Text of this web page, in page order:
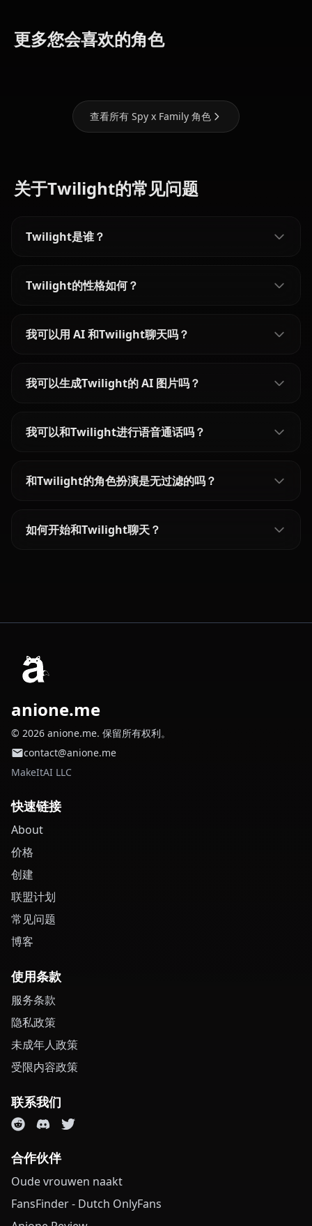
更多您会喜欢的角色
查看所有 Spy x Family 角色
关于Twilight的常见问题
Twilight是谁？
Twilight的性格如何？
我可以用 AI 和Twilight聊天吗？
我可以生成Twilight的 AI 图片吗？
我可以和Twilight进行语音通话吗？
和Twilight的角色扮演是无过滤的吗？
如何开始和Twilight聊天？
anione.me
© 2026 anione.me. 保留所有权利。
contact@anione.me
MakeItAI LLC
快速链接
About
价格
创建
联盟计划
常见问题
博客
使用条款
服务条款
隐私政策
未成年人政策
受限内容政策
联系我们
合作伙伴
Oude vrouwen naakt
FansFinder - Dutch OnlyFans